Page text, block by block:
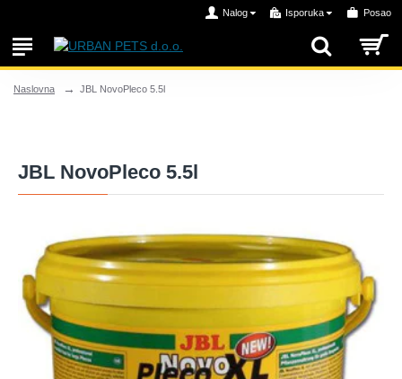
Nalog Isporuka Posao
Naslovna JBL NovoPleco 5.5l
JBL NovoPleco 5.5l